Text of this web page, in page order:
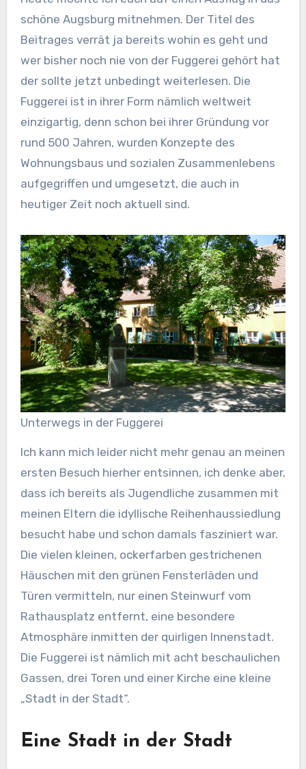
schöne Augsburg mitnehmen. Der Titel des
Beitrages verrät ja bereits wohin es geht und
wer bisher noch nie von der Fuggerei gehört hat
der sollte jetzt unbedingt weiterlesen. Die
Fuggerei ist in ihrer Form nämlich weltweit
einzigartig, denn schon bei ihrer Gründung vor
rund 500 Jahren, wurden Konzepte des
Wohnungsbaus und sozialen Zusammenlebens
aufgegriffen und umgesetzt, die auch in
heutiger Zeit noch aktuell sind.
Unterwegs in der Fuggerei
Ich kann mich leider nicht mehr genau an meinen
ersten Besuch hierher entsinnen, ich denke aber,
dass ich bereits als Jugendliche zusammen mit
meinen Eltern die idyllische Reihenhaussiedlung
besucht habe und schon damals fasziniert war.
Die vielen kleinen, ockerfarben gestrichenen
Häuschen mit den grünen Fensterläden und
Türen vermitteln, nur einen Steinwurf vom
Rathausplatz entfernt, eine besondere
Atmosphäre inmitten der quirligen Innenstadt.
Die Fuggerei ist nämlich mit acht beschaulichen
Gassen, drei Toren und einer Kirche eine kleine
„Stadt in der Stadt“.
Eine Stadt in der Stadt